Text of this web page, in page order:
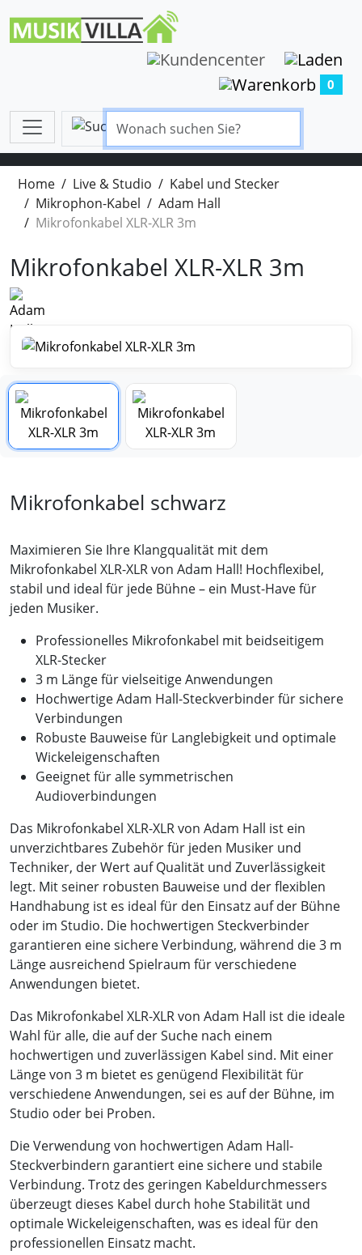
0
Home Live & Studio
Kabel und Stecker
Mikrophon-Kabel
Adam Hall
Mikrofonkabel XLR-XLR 3m
Mikrofonkabel XLR-XLR 3m
Mikrofonkabel schwarz
Maximieren Sie Ihre Klangqualität mit dem
Mikrofonkabel XLR-XLR von Adam Hall! Hochflexibel,
stabil und ideal für jede Bühne – ein Must-Have für
jeden Musiker.
Professionelles Mikrofonkabel mit beidseitigem
XLR-Stecker
3 m Länge für vielseitige Anwendungen
Hochwertige Adam Hall-Steckverbinder für sichere
Verbindungen
Robuste Bauweise für Langlebigkeit und optimale
Wickeleigenschaften
Geeignet für alle symmetrischen
Audioverbindungen
Das Mikrofonkabel XLR-XLR von Adam Hall ist ein
unverzichtbares Zubehör für jeden Musiker und
Techniker, der Wert auf Qualität und Zuverlässigkeit
legt. Mit seiner robusten Bauweise und der flexiblen
Handhabung ist es ideal für den Einsatz auf der Bühne
oder im Studio. Die hochwertigen Steckverbinder
garantieren eine sichere Verbindung, während die 3 m
Länge ausreichend Spielraum für verschiedene
Anwendungen bietet.
Das Mikrofonkabel XLR-XLR von Adam Hall ist die ideale
Wahl für alle, die auf der Suche nach einem
hochwertigen und zuverlässigen Kabel sind. Mit einer
Länge von 3 m bietet es genügend Flexibilität für
verschiedene Anwendungen, sei es auf der Bühne, im
Studio oder bei Proben.
Die Verwendung von hochwertigen Adam Hall-
Steckverbindern garantiert eine sichere und stabile
Verbindung. Trotz des geringen Kabeldurchmessers
überzeugt dieses Kabel durch hohe Stabilität und
optimale Wickeleigenschaften, was es ideal für den
professionellen Einsatz macht.